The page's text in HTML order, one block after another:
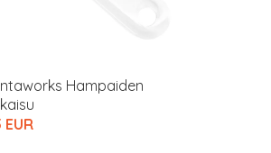
Hampaiden
EUR